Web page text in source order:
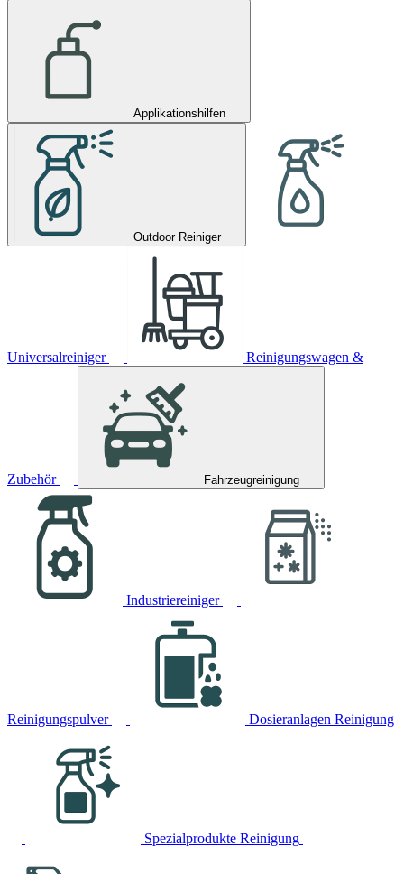
Applikationshilfen
Outdoor Reiniger
Universalreiniger Reinigungswagen &
Zubehör Fahrzeugreinigung
Industriereiniger
Reinigungspulver Dosieranlagen Reinigung
Spezialprodukte Reinigung